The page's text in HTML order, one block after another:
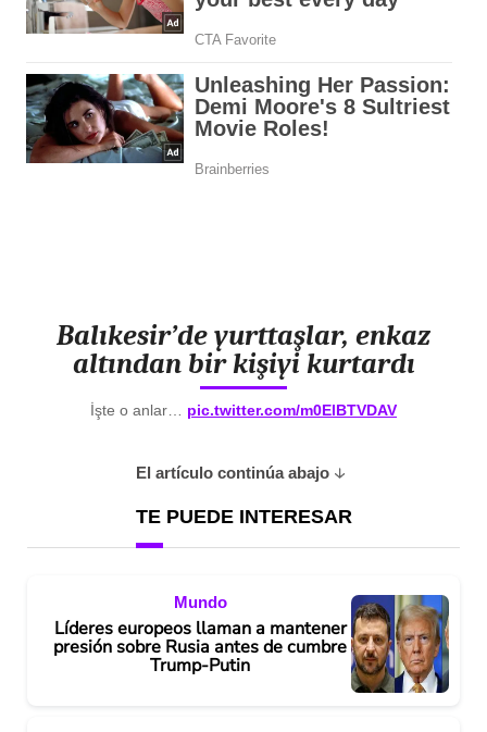
Balıkesir’de yurttaşlar, enkaz
altından bir kişiyi kurtardı
İşte o anlar… pic.twitter.com/m0ElBTVDAV
El artículo continúa abajo
TE PUEDE INTERESAR
Mundo
Líderes europeos llaman a mantener
presión sobre Rusia antes de cumbre
Trump-Putin